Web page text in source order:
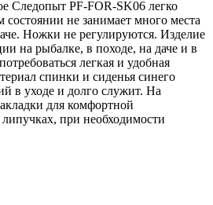
Следопыт PF-FOR-SK06 легко
состоянии не занимает много места
Ножки не регулируются. Изделие
на рыбалке, в походе, на даче и в
легкая и удобная
спинки и сиденья синего
в уходе и долго служит. На
для комфортной
при необходимости